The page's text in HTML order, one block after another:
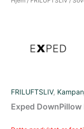
FRILUFTSLIV,
Exped DownPillow